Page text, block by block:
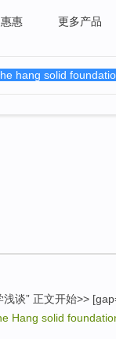
惠惠 更多产品
谈” 正文开始>>
Hang solid